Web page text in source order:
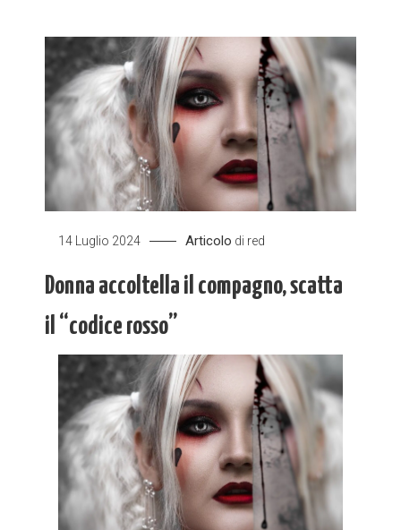
14 Luglio 2024 Articolo di red
Donna accoltella il compagno, scatta
il “codice rosso”